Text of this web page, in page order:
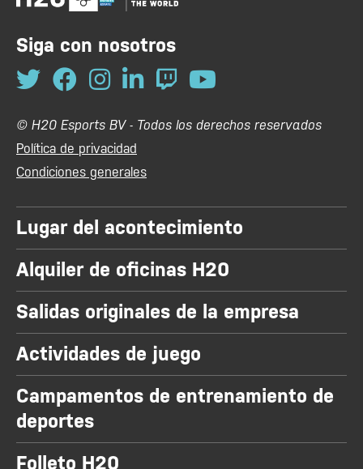
Siga con nosotros
© H20 Esports BV - Todos los derechos reservados
Política de privacidad
Condiciones generales
Lugar del acontecimiento
Alquiler de oficinas H20
Salidas originales de la empresa
Actividades de juego
Campamentos de entrenamiento de
deportes
Folleto H20